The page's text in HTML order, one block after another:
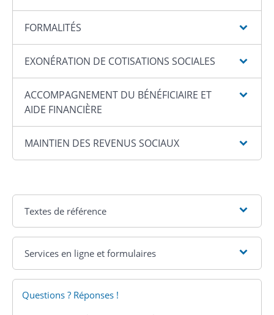
FORMALITÉS
EXONÉRATION DE COTISATIONS SOCIALES
ACCOMPAGNEMENT DU BÉNÉFICIAIRE ET
AIDE FINANCIÈRE
MAINTIEN DES REVENUS SOCIAUX
Textes de référence
Services en ligne et formulaires
Questions ? Réponses !